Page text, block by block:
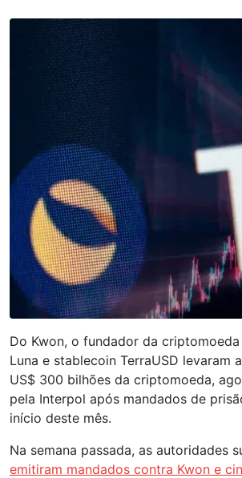
Do Kwon, o fundador da
Luna e stablecoin TerraUSD levaram
US$ 300 bilhões da criptomoeda,
pela Interpol após mandados de
início deste mês.
Na semana passada, as autoridades
emitiram mandados contra Kwon e